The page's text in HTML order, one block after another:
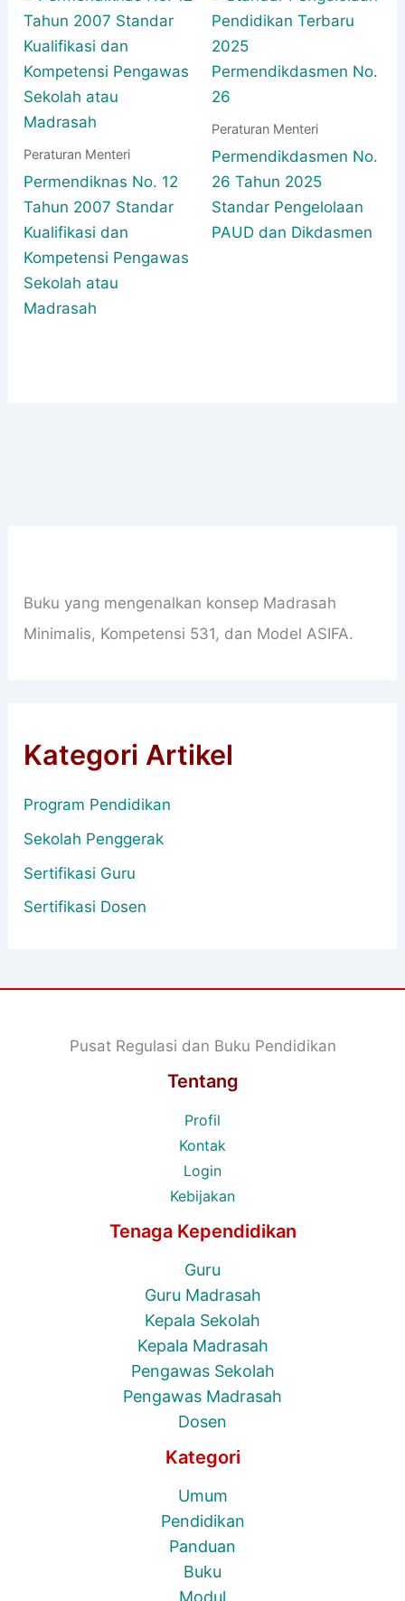
Peraturan Menteri
Permendiknas No. 12
Tahun 2007 Standar
Kualifikasi dan
Kompetensi Pengawas
Sekolah atau
Madrasah
Peraturan Menteri
Permendikdasmen No.
26 Tahun 2025
Standar Pengelolaan
PAUD dan Dikdasmen
Buku yang mengenalkan konsep Madrasah
Minimalis, Kompetensi 531, dan Model ASIFA.
Kategori Artikel
Program Pendidikan
Sekolah Penggerak
Sertifikasi Guru
Sertifikasi Dosen
Pusat Regulasi dan Buku Pendidikan
Tentang
Profil
Kontak
Login
Kebijakan
Tenaga Kependidikan
Guru
Guru Madrasah
Kepala Sekolah
Kepala Madrasah
Pengawas Sekolah
Pengawas Madrasah
Dosen
Kategori
Umum
Pendidikan
Panduan
Buku
Modul